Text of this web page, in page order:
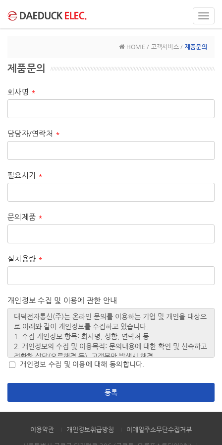
HOME / 고객서비스 / 제품문의
제품문의
회사명 *
담당자/연락처 *
필요시기 *
문의제품 *
설치용량 *
개인정보 수집 및 이용에 관한 안내
개인정보 수집 및 이용에 대해 동의합니다.
등록
이용약관 개인정보취급방침 이메일주소무단수집거부